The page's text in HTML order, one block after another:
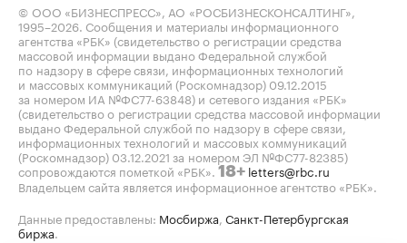
© ООО «БИЗНЕСПРЕСС», АО «РОСБИЗНЕСКОНСАЛТИНГ»,
1995–2026 . Сообщения и материалы информационного
агентства «РБК» (свидетельство о регистрации средства
массовой информации выдано Федеральной службой
по надзору в сфере связи, информационных технологий
и массовых коммуникаций (Роскомнадзор) 09.12.2015
за номером ИА №ФС77-63848) и сетевого издания «РБК»
(свидетельство о регистрации средства массовой информации
выдано Федеральной службой по надзору в сфере связи,
информационных технологий и массовых коммуникаций
(Роскомнадзор) 03.12.2021 за номером ЭЛ №ФС77-82385)
сопровождаются пометкой «РБК». 18+ letters@rbc.ru
Владельцем сайта является информационное агентство «РБК».
Данные предоставлены: Мосбиржа Санкт-Петербургская
биржа